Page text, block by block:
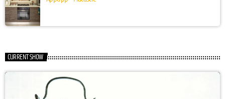
CURRENT SHOW